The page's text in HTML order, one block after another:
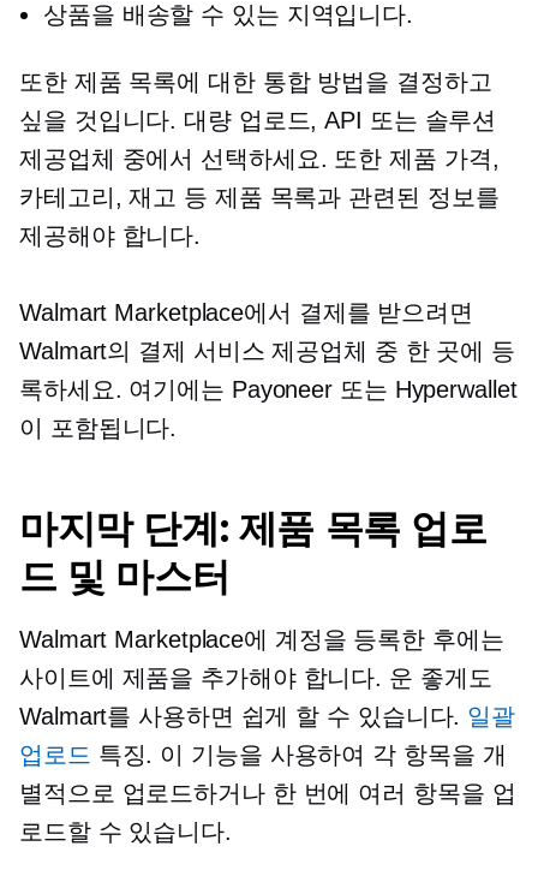
상품을 배송할 수 있는 지역입니다.
또한 제품 목록에 대한 통합 방법을 결정하고
싶을 것입니다. 대량 업로드, API 또는 솔루션
제공업체 중에서 선택하세요. 또한 제품 가격,
카테고리, 재고 등 제품 목록과 관련된 정보를
제공해야 합니다.
Walmart Marketplace에서 결제를 받으려면
Walmart의 결제 서비스 제공업체 중 한 곳에 등
록하세요. 여기에는 Payoneer 또는 Hyperwallet
이 포함됩니다.
마지막 단계: 제품 목록 업로
드 및 마스터
Walmart Marketplace에 계정을 등록한 후에는
사이트에 제품을 추가해야 합니다. 운 좋게도
Walmart를 사용하면 쉽게 할 수 있습니다. 일괄
업로드 특징. 이 기능을 사용하여 각 항목을 개
별적으로 업로드하거나 한 번에 여러 항목을 업
로드할 수 있습니다.